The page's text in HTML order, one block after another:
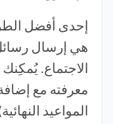
هي إرسال
الاجتماع.
معرفته مع
المواعيد